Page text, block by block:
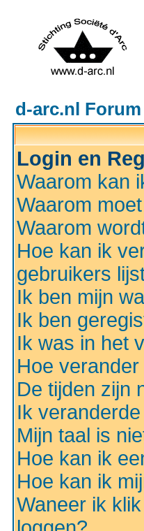
d-arc.nl
Login en
Waarom kan
Waarom
Waarom
Hoe kan ik
gebruikers
Ik ben mijn
Ik ben
Ik was in het
Hoe
De tijden zijn
Ik
Mijn taal is
Hoe kan ik
Hoe kan ik
Waneer ik